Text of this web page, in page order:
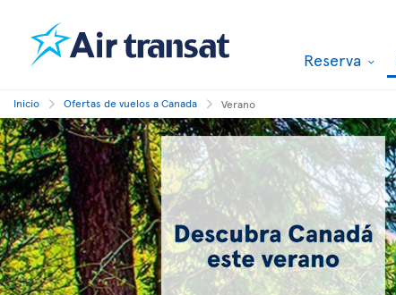
Reserva
Inicio Ofertas de vuelos a Canada Verano